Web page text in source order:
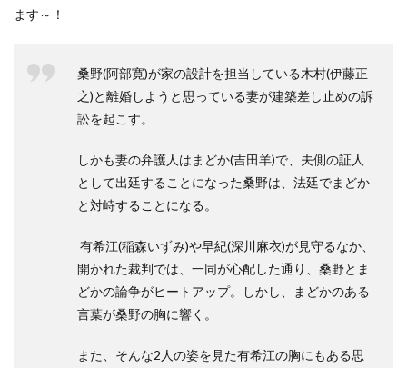
ます～！
桑野(阿部寛)が家の設計を担当している木村(伊藤正
之)と離婚しようと思っている妻が建築差し止めの訴
訟を起こす。
しかも妻の弁護人はまどか(吉田羊)で、夫側の証人
として出廷することになった桑野は、法廷でまどか
と対峙することになる。
有希江(稲森いずみ)や早紀(深川麻衣)が見守るなか、
開かれた裁判では、一同が心配した通り、桑野とま
どかの論争がヒートアップ。しかし、まどかのある
言葉が桑野の胸に響く。
また、そんな2人の姿を見た有希江の胸にもある思